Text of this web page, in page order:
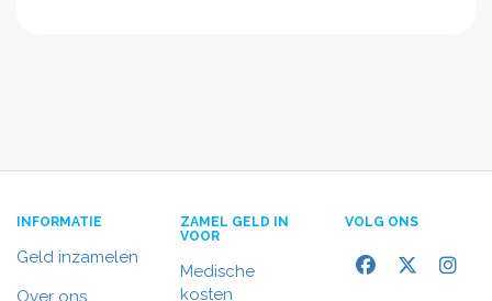
INFORMATIE
Geld inzamelen
Over ons
ZAMEL GELD IN
VOOR
Medische
kosten
VOLG ONS